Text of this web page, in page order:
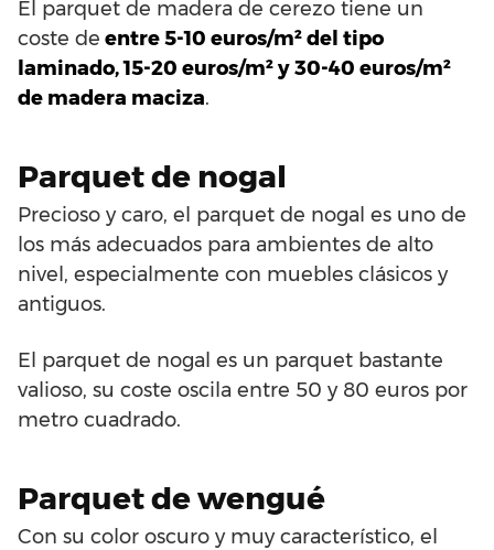
El parquet de madera de cerezo tiene un
coste de entre 5-10 euros/m² del tipo
laminado, 15-20 euros/m² y 30-40 euros/m²
de madera maciza.
Parquet de nogal
Precioso y caro, el parquet de nogal es uno de
los más adecuados para ambientes de alto
nivel, especialmente con muebles clásicos y
antiguos.
El parquet de nogal es un parquet bastante
valioso, su coste oscila entre 50 y 80 euros por
metro cuadrado.
Parquet de wengué
Con su color oscuro y muy característico, el